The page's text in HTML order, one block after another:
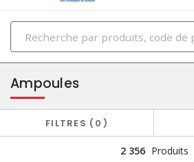
PRODUITS
éclairage
Ampoules
FILTRES 0
2 356 Produits